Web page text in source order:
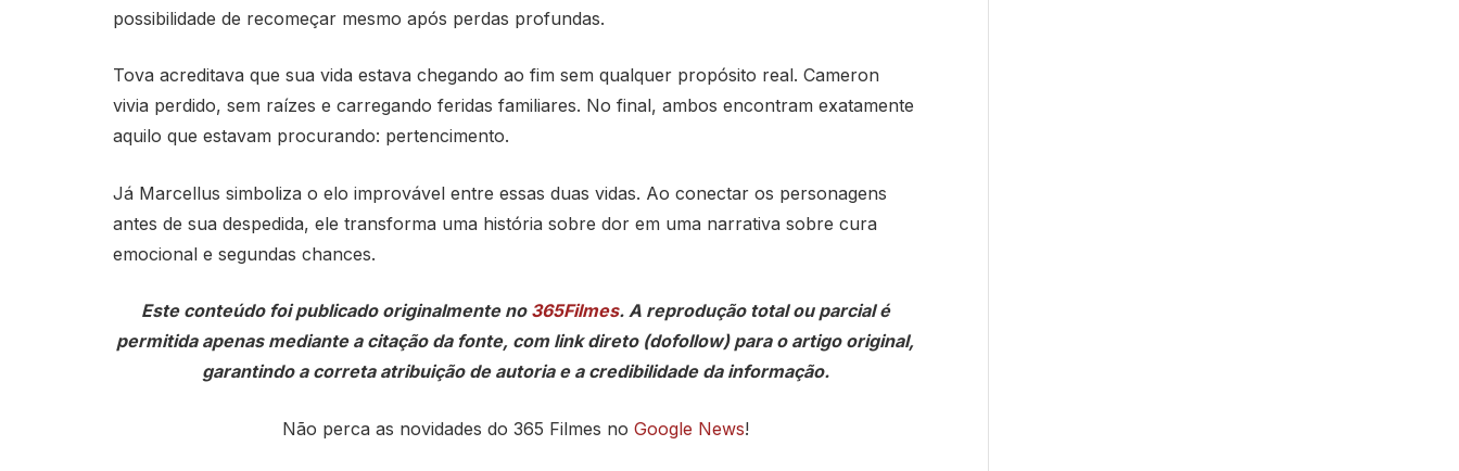
possibilidade de recomeçar mesmo após perdas profundas.
Tova acreditava que sua vida estava chegando ao fim sem qualquer propósito real. Cameron
vivia perdido, sem raízes e carregando feridas familiares. No final, ambos encontram exatamente
aquilo que estavam procurando: pertencimento.
Já Marcellus simboliza o elo improvável entre essas duas vidas. Ao conectar os personagens
antes de sua despedida, ele transforma uma história sobre dor em uma narrativa sobre cura
emocional e segundas chances.
Este conteúdo foi publicado originalmente no 365Filmes. A reprodução total ou parcial é
permitida apenas mediante a citação da fonte, com link direto (dofollow) para o artigo original,
garantindo a correta atribuição de autoria e a credibilidade da informação.
Não perca as novidades do 365 Filmes no Google News!